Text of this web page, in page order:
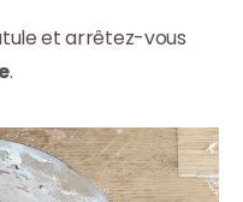
et arrêtez-vous
.